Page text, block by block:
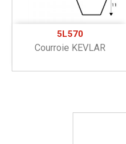
5L570
Courroie KEVLAR